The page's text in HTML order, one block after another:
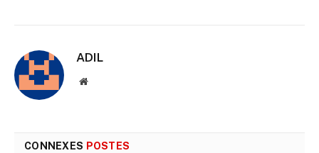
ADIL
Site
CONNEXES POSTES